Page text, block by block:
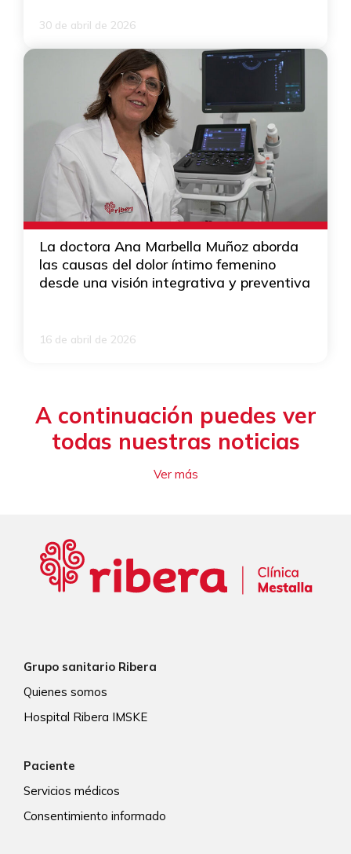
30 de abril de 2026
La doctora Ana Marbella Muñoz aborda
las causas del dolor íntimo femenino
desde una visión integrativa y preventiva
16 de abril de 2026
A continuación puedes ver
todas nuestras noticias
Ver más
Grupo sanitario Ribera
Quienes somos
Hospital Ribera IMSKE
Paciente
Servicios médicos
Consentimiento informado